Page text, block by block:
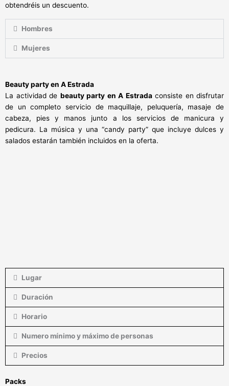
obtendréis un descuento.
Hombres
Mujeres
Beauty party en A Estrada
La actividad de beauty party en A Estradaconsiste en disfrutar
de un completo servicio de maquillaje, peluquería, masaje de
cabeza, pies y manos junto a los servicios de manicura y
pedicura. La música y una “candy party” que incluye dulces y
salados estarán también incluidos en la oferta.
Lugar
Duración
Horario
Numero mínimo y máximo de personas
Precios
Packs